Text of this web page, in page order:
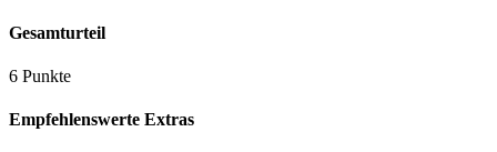
Gesamturteil
6 Punkte
Empfehlenswerte Extras